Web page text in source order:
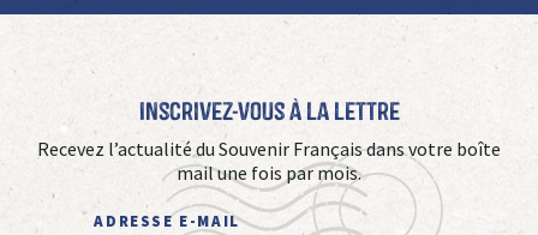
Inscrivez-vous à La Lettre
Recevez l’actualité du Souvenir Français dans votre boîte
mail une fois par mois.
ADRESSE E-MAIL